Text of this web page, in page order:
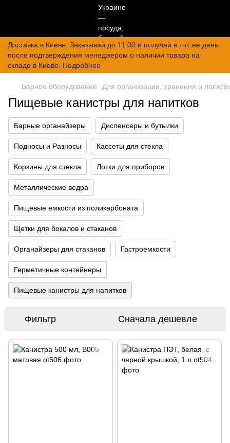
Доставка в Киеве. Заказывай до 11:00 и получай в тот же день
после подтверждения менеджером о наличии товара на
складе в Киеве. Подробнее
Барное оборудование Для организации, хранения и
Пищевые канистры для напитков
Барные органайзеры Диспенсеры и бутылки
Подносы и Разносы Кассеты для стекла
Корзины для стекла Лотки для приборов
Металлические ведра
Пищевые емкости из поликарбоната
Щетки для бокалов и стаканов
Органайзеры для стаканов Гастроемкости
Герметичные контейнеры
Пищевые канистры для напитков
Фильтр Сначала дешевле